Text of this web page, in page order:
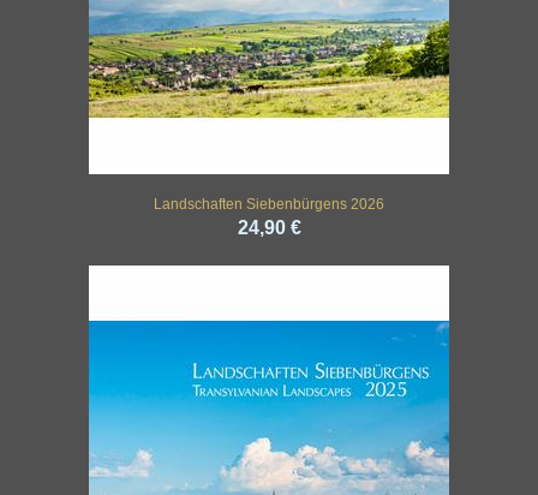
Landschaften Siebenbürgens 2026
24,90 €